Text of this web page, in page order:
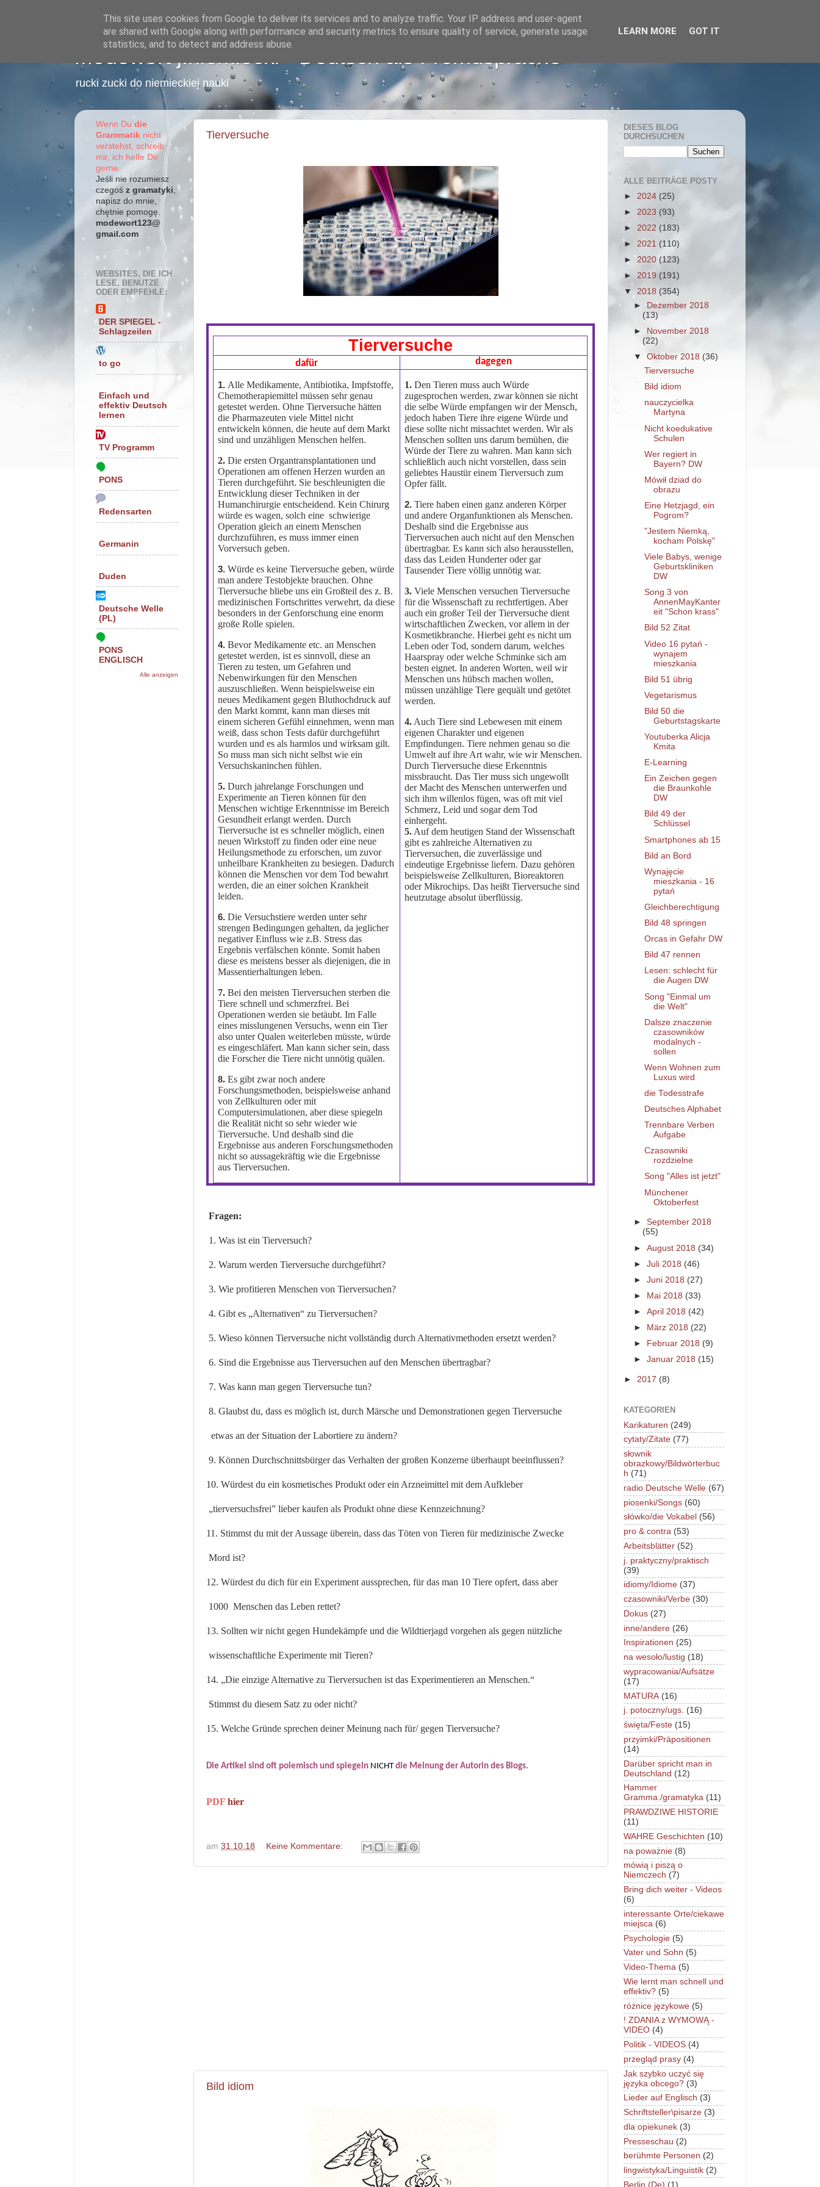
Modewort j.niemiecki - Deutsch als Fremdsprache
rucki zucki do niemieckiej nauki
Tierversuche
Tierversuche
dafür dagegen
1. Alle Medikamente, Antibiotika, Impfstoffe,
Chemotherapiemittel müssen sehr genau
getestet werden. Ohne Tierversuche hätten
die Pharmazeuten viele Mittel nicht
entwickeln können, die heute auf dem Markt
sind und unzähligen Menschen helfen.
2. Die ersten Organtransplantationen und
Operationen am offenen Herzen wurden an
Tieren durchgeführt. Sie beschleunigten die
Entwicklung dieser Techniken in der
Humanchirurgie entscheidend. Kein Chirurg
würde es wagen, solch eine schwierige
Operation gleich an einem Menschen
durchzuführen, es muss immer einen
Vorversuch geben.
3. Würde es keine Tierversuche geben, würde
man andere Testobjekte brauchen. Ohne
Tierversuche bliebe uns ein Großteil des z. B.
medizinischen Fortschrittes verwehrt, da diese
besonders in der Genforschung eine enorm
große Rolle spielen.
4. Bevor Medikamente etc. an Menschen
getestet werden, ist es sinnvoll, diese an
Tieren zu testen, um Gefahren und
Nebenwirkungen für den Menschen
auszuschließen. Wenn beispielsweise ein
neues Medikament gegen Bluthochdruck auf
den Markt kommt, kann man dieses mit
einem sicheren Gefühl einnehmen, wenn man
weiß, dass schon Tests dafür durchgeführt
wurden und es als harmlos und wirksam gilt.
So muss man sich nicht selbst wie ein
Versuchskaninchen fühlen.
5. Durch jahrelange Forschungen und
Experimente an Tieren können für den
Menschen wichtige Erkenntnisse im Bereich
Gesundheit erlangt werden. Durch
Tierversuche ist es schneller möglich, einen
neuen Wirkstoff zu finden oder eine neue
Heilungsmethode zu erforschen, um zuvor
unheilbare Krankheiten zu besiegen. Dadurch
können die Menschen vor dem Tod bewahrt
werden, die an einer solchen Krankheit
leiden.
6. Die Versuchstiere werden unter sehr
strengen Bedingungen gehalten, da jeglicher
negativer Einfluss wie z.B. Stress das
Ergebnis verfälschen könnte. Somit haben
diese es meistens besser als diejenigen, die in
Massentierhaltungen leben.
7. Bei den meisten Tierversuchen sterben die
Tiere schnell und schmerzfrei. Bei
Operationen werden sie betäubt. Im Falle
eines misslungenen Versuchs, wenn ein Tier
also unter Qualen weiterleben müsste, würde
es eingeschläfert. Man kann sicher sein, dass
die Forscher die Tiere nicht unnötig quälen.
8. Es gibt zwar noch andere
Forschungsmethoden, beispielsweise anhand
von Zellkulturen oder mit
Computersimulationen, aber diese spiegeln
die Realität nicht so sehr wieder wie
Tierversuche. Und deshalb sind die
Ergebnisse aus anderen Forschungsmethoden
nicht so aussagekräftig wie die Ergebnisse
aus Tierversuchen.
1. Den Tieren muss auch Würde
zugesprochen werden, zwar können sie nicht
die selbe Würde empfangen wir der Mensch,
jedoch haben Tiere ihre eigene Würde und
diese sollte nicht missachtet werden. Wir als
Menschen sollten uns darum bemühen, die
Würde der Tiere zu wahren. Man kann sich
schließlich auch nicht vorstellen, dass sein
geliebtes Haustür einem Tierversuch zum
Opfer fällt.
2. Tiere haben einen ganz anderen Körper
und andere Organfunktionen als Menschen.
Deshalb sind die Ergebnisse aus
Tierversuchen auch nicht auf den Menschen
übertragbar. Es kann sich also herausstellen,
dass das Leiden Hunderter oder gar
Tausender Tiere völlig unnötig war.
3. Viele Menschen versuchen Tierversuche
für die Wissenschaft zu rechtfertigen. Aber
auch ein großer Teil der Tierversuche dient
wirtschaftlichen Zwecken, vor allem in der
Kosmetikbranche. Hierbei geht es nicht um
Leben oder Tod, sondern darum, welches
Haarspray oder welche Schminke sich am
besten eignet. In anderen Worten, weil wir
Menschen uns hübsch machen wollen,
müssen unzählige Tiere gequält und getötet
werden.
4. Auch Tiere sind Lebewesen mit einem
eigenen Charakter und eigenen
Empfindungen. Tiere nehmen genau so die
Umwelt auf ihre Art wahr, wie wir Menschen.
Durch Tierversuche diese Erkenntnis
missbraucht. Das Tier muss sich ungewollt
der Macht des Menschen unterwerfen und
sich ihm willenlos fügen, was oft mit viel
Schmerz, Leid und sogar dem Tod
einhergeht.
5. Auf dem heutigen Stand der Wissenschaft
gibt es zahlreiche Alternativen zu
Tierversuchen, die zuverlässige und
eindeutige Ergebnisse liefern. Dazu gehören
beispielsweise Zellkulturen, Bioreaktoren
oder Mikrochips. Das heißt Tierversuche sind
heutzutage absolut überflüssig.
Fragen:
1. Was ist ein Tierversuch?
2. Warum werden Tierversuche durchgeführt?
3. Wie profitieren Menschen von Tierversuchen?
4. Gibt es „Alternativen“ zu Tierversuchen?
5. Wieso können Tierversuche nicht vollständig durch Alternativmethoden ersetzt werden?
6. Sind die Ergebnisse aus Tierversuchen auf den Menschen übertragbar?
7. Was kann man gegen Tierversuche tun?
8. Glaubst du, dass es möglich ist, durch Märsche und Demonstrationen gegen Tierversuche
etwas an der Situation der Labortiere zu ändern?
9. Können Durchschnittsbürger das Verhalten der großen Konzerne überhaupt beeinflussen?
10. Würdest du ein kosmetisches Produkt oder ein Arzneimittel mit dem Aufkleber
„tierversuchsfrei” lieber kaufen als Produkt ohne diese Kennzeichnung?
11. Stimmst du mit der Aussage überein, dass das Töten von Tieren für medizinische Zwecke
Mord ist?
12. Würdest du dich für ein Experiment aussprechen, für das man 10 Tiere opfert, dass aber
1000 Menschen das Leben rettet?
13. Sollten wir nicht gegen Hundekämpfe und die Wildtierjagd vorgehen als gegen nützliche
wissenschaftliche Experimente mit Tieren?
14. „Die einzige Alternative zu Tierversuchen ist das Experimentieren an Menschen.“
Stimmst du diesem Satz zu oder nicht?
15. Welche Gründe sprechen deiner Meinung nach für/ gegen Tierversuche?
Die Artikel sind oft polemisch und spiegeln NICHTdie Meinung der Autorin des Blogs.
PDF hier
am 31.10.18 Keine Kommentare:
Bild idiom
Wenn Dudie
Grammatik nicht
verstehst, schreib
mir, ich helfe Dir
gerne.
Jeśli nie rozumiesz
czegoś z gramatyki
napisz do mnie,
chętnie pomogę.
modewort123@
gmail.com
WEBSITES, DIE ICH
LESE, BENUTZE
ODER EMPFEHLE:
DER SPIEGEL -
Schlagzeilen
to go
Einfach und
effektiv Deutsch
lernen
TV Programm
PONS
Redensarten
Germanin
Duden
Deutsche Welle
(PL)
PONS
ENGLISCH
Alle anzeigen
DIESES BLOG
DURCHSUCHEN
ALLE BEITRÄGE POSTY
► 2024 (25)
► 2023 (93)
► 2022 (183)
► 2021 (110)
►2020 (123)
► 2019 (191)
▼ 2018 (354)
►Dezember 2018
(13)
►
November 2018
(22)
▼Oktober 2018 (36)
Tierversuche
Bild idiom
nauczycielka
Martyna
Nicht koedukative
Schulen
Wer regiert in
Bayern? DW
Mówił dziad do
obrazu
Eine Hetzjagd, ein
Pogrom?
"Jestem Niemką,
kocham Polskę"
Viele Babys, wenige
Geburtskliniken
DW
Song 3 von
AnnenMayKanter
eit "Schon krass"
Bild 52 Zitat
Video 16 pytań -
wynajem
mieszkania
Bild 51 übrig
Vegetarismus
Bild 50 die
Geburtstagskarte
Youtuberka Alicja
Kmita
E-Learning
Ein Zeichen gegen
die Braunkohle
DW
Bild 49 der
Schlüssel
Smartphones ab 15
Bild an Bord
Wynajęcie
mieszkania - 16
pytań
Gleichberechtigung
Bild 48 springen
Orcas in Gefahr DW
Bild 47 rennen
Lesen: schlecht für
die Augen DW
Song "Einmal um
die Welt"
Dalsze znaczenie
czasowników
modalnych -
sollen
Wenn Wohnen zum
Luxus wird
die Todesstrafe
Deutsches Alphabet
Trennbare Verben
Aufgabe
Czasowniki
rozdzielne
Song "Alles ist jetzt"
Münchener
Oktoberfest
►September 2018
(55)
►August 2018 (34)
►Juli 2018 (46)
►Juni 2018 (27)
►
Mai 2018 (33)
►April 2018 (42)
►
März 2018 (22)
►
Februar 2018 (9)
►Januar 2018 (15)
► 2017 (8)
KATEGORIEN
Karikaturen (249)
cytaty/Zitate (77)
słownik
obrazkowy/Bildwörterbuc
h (71)
radio Deutsche Welle (67)
piosenki/Songs (60)
słówko/die Vokabel (56)
pro & contra (53)
Arbeitsblätter (52)
j. praktyczny/praktisch
(39)
idiomy/Idiome (37)
czasowniki/Verbe (30)
Dokus (27)
inne/andere (26)
Inspirationen (25)
na wesoło/lustig (18)
wypracowania/Aufsätze
(17)
MATURA (16)
j. potoczny/ugs. (16)
święta/Feste (15)
przyimki/Präpositionen
(14)
Darüber spricht man in
Deutschland (12)
Hammer
Gramma./gramatyka (11)
PRAWDZIWE HISTORIE
(11)
WAHRE Geschichten (10)
na poważnie (8)
mówią i piszą o
Niemczech (7)
Bring dich weiter - Videos
(6)
interessante Orte/ciekawe
miejsca (6)
Psychologie (5)
Vater und Sohn (5)
Video-Thema (5)
Wie lernt man schnell und
effektiv? (5)
różnice językowe (5)
! ZDANIA z WYMOWĄ -
VIDEO (4)
Politik - VIDEOS (4)
przegląd prasy (4)
Jak szybko uczyć się
języka obcego? (3)
Lieder auf Englisch (3)
Schriftsteller\pisarze (3)
dla opiekunek (3)
Presseschau (2)
berühmte Personen (2)
lingwistyka/Linguistik (2)
Berlin (De) (1)
This site uses cookies from Google to deliver its services and to analyze traffic. Your IP address and user-agent
are shared with Google along with performance and security metrics to ensure quality of service, generate usage
statistics, and to detect and address abuse.
LEARN MORE GOT IT